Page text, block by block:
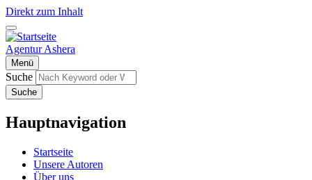
Direkt zum Inhalt
Agentur Ashera
Menü
Suche
Suche
Hauptnavigation
Startseite
Unsere Autoren
Über uns